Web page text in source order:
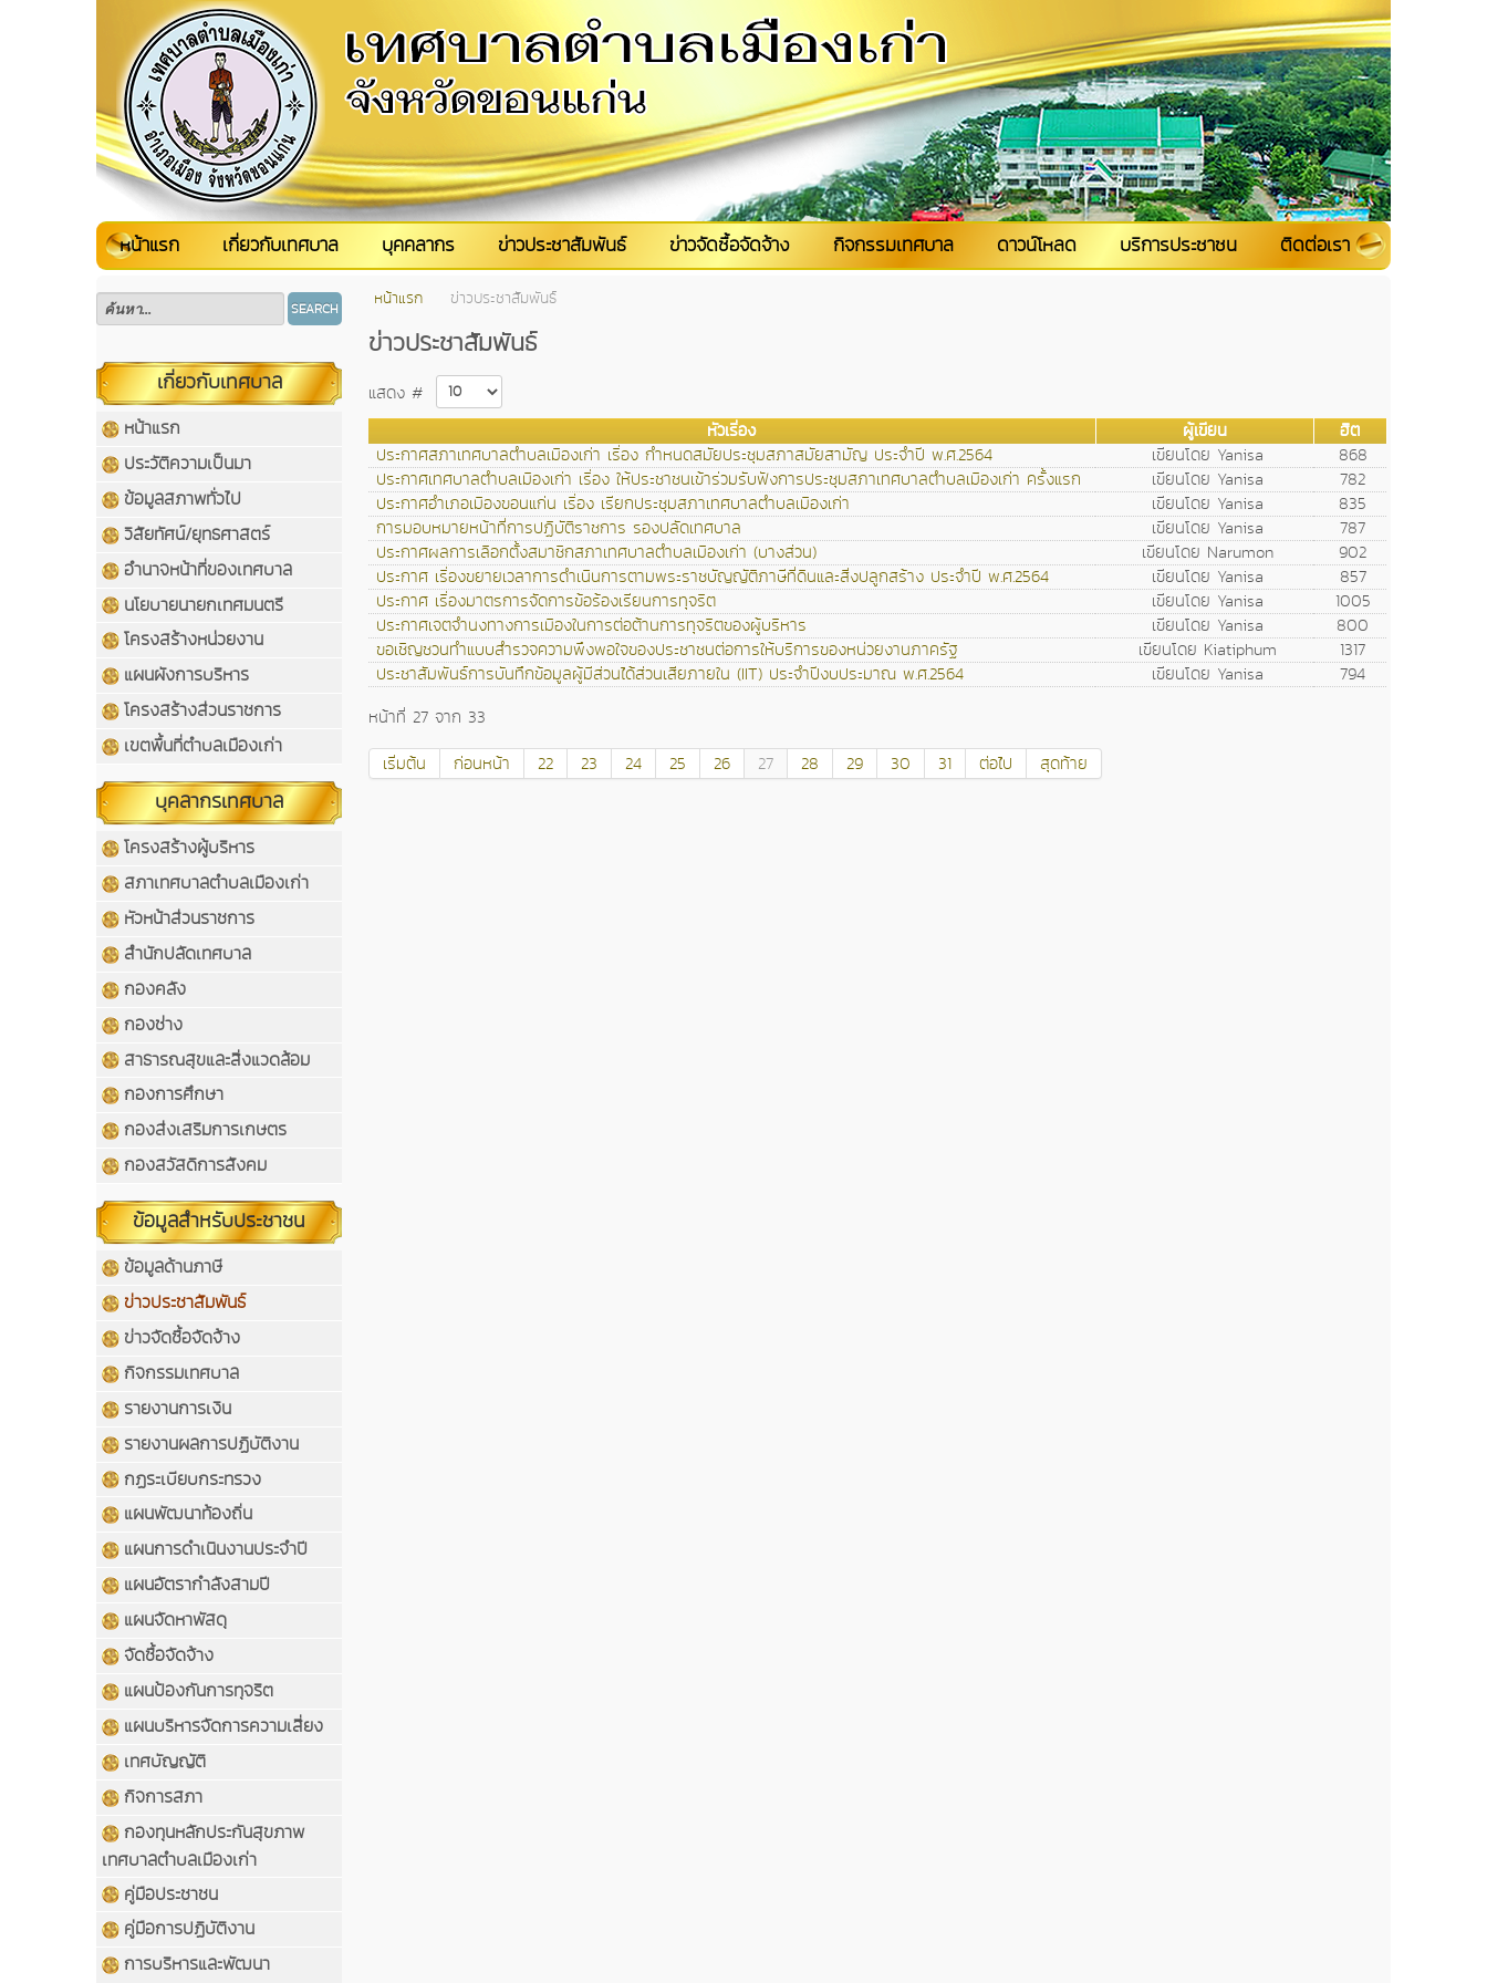
หน้าแรก เกี่ยวกับเทศบาล บุคคลากร ข่าวประชาสัมพันธ์ ข่าวจัดซื้อจัดจ้าง กิจกรรมเทศบาล ดาวน์โหลด บริการประชาชน ติดต่อเรา
SEARCH
เกี่ยวกับเทศบาล
หน้าแรก
ประวัติความเป็นมา
ข้อมูลสภาพทั่วไป
วิสัยทัศน์/ยุทธศาสตร์
อำนาจหน้าที่ของเทศบาล
นโยบายนายกเทศมนตรี
โครงสร้างหน่วยงาน
แผนผังการบริหาร
โครงสร้างส่วนราชการ
เขตพื้นที่ตำบลเมืองเก่า
บุคลากรเทศบาล
โครงสร้างผู้บริหาร
สภาเทศบาลตำบลเมืองเก่า
หัวหน้าส่วนราชการ
สำนักปลัดเทศบาล
กองคลัง
กองช่าง
สาธารณสุขและสิ่งแวดล้อม
กองการศึกษา
กองส่งเสริมการเกษตร
กองสวัสดิการสังคม
ข้อมูลสำหรับประชาชน
ข้อมูลด้านภาษี
ข่าวประชาสัมพันธ์
ข่าวจัดซื้อจัดจ้าง
กิจกรรมเทศบาล
รายงานการเงิน
รายงานผลการปฏิบัติงาน
กฏระเบียบกระทรวง
แผนพัฒนาท้องถิ่น
แผนการดำเนินงานประจำปี
แผนอัตรากำลังสามปี
แผนจัดหาพัสดุ
จัดซื้อจัดจ้าง
แผนป้องกันการทุจริต
แผนบริหารจัดการความเสี่ยง
เทศบัญญัติ
กิจการสภา
กองทุนหลักประกันสุขภาพ
เทศบาลตำบลเมืองเก่า
คู่มือประชาชน
คู่มือการปฏิบัติงาน
การบริหารและพัฒนา
หน้าแรก ข่าวประชาสัมพันธ์
ข่าวประชาสัมพันธ์
แสดง #
หัวเรื่อง
ผู้เขียน
ฮิต
ประกาศสภาเทศบาลตำบลเมืองเก่า เรื่อง กำหนดสมัยประชุมสภาสมัยสามัญ ประจำปี พ.ศ.2564
เขียนโดย Yanisa
868
ประกาศเทศบาลตำบลเมืองเก่า เรื่อง ให้ประชาชนเข้าร่วมรับฟังการประชุมสภาเทศบาลตำบลเมืองเก่า ครั้งแรก
เขียนโดย Yanisa
782
ประกาศอำเภอเมืองขอนแก่น เรื่อง เรียกประชุมสภาเทศบาลตำบลเมืองเก่า
เขียนโดย Yanisa
835
การมอบหมายหน้าที่การปฏิบัติราชการ รองปลัดเทศบาล
เขียนโดย Yanisa
787
ประกาศผลการเลือกตั้งสมาชิกสภาเทศบาลตำบลเมืองเก่า (บางส่วน)
เขียนโดย Narumon
902
ประกาศ เรื่องขยายเวลาการดำเนินการตามพระราชบัญญัติภาษีที่ดินและสิ่งปลูกสร้าง ประจำปี พ.ศ.2564
เขียนโดย Yanisa
857
ประกาศ เรื่องมาตรการจัดการข้อร้องเรียนการทุจริต
เขียนโดย Yanisa
1005
ประกาศเจตจำนงทางการเมืองในการต่อต้านการทุจริตของผู้บริหาร
เขียนโดย Yanisa
800
ขอเชิญชวนทำแบบสำรวจความพึงพอใจของประชาชนต่อการให้บริการของหน่วยงานภาครัฐ
เขียนโดย Kiatiphum
1317
ประชาสัมพันธ์การบันทึกข้อมูลผู้มีส่วนได้ส่วนเสียภายใน (IIT) ประจำปีงบประมาณ พ.ศ.2564
เขียนโดย Yanisa
794
หน้าที่ 27 จาก 33
เริ่มต้น ก่อนหน้า 22 23 24 25 26 27 28 29 30 31 ต่อไป สุดท้าย